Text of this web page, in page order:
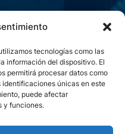
tecnologías como las
información del dispositivo. El
permitirá procesar datos como
únicas en este
puede afectar
y funciones.